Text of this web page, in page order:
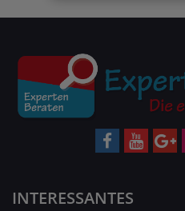
INTERESSANTES